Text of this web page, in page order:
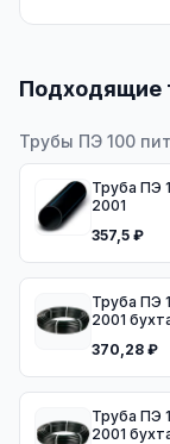
Подходящие
Трубы ПЭ 100
Труба ПЭ 100 питьевая
2001
357,5 ₽
Труба ПЭ 100
2001
370,28 ₽
Труба ПЭ 100
2001